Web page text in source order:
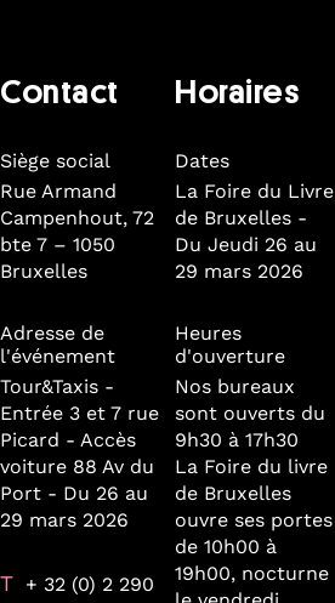
Contact
Siège social
Rue Armand
Campenhout, 72
bte 7 – 1050
Bruxelles
Adresse de
l'événement
Tour&Taxis -
Entrée 3 et 7 rue
Picard - Accès
voiture 88 Av du
Port - Du 26 au
29 mars 2026
T + 32 (0) 2 290
Horaires
Dates
La Foire du Livre
de Bruxelles -
Du Jeudi 26 au
29 mars 2026
Heures
d'ouverture
Nos bureaux
sont ouverts du
9h30 à 17h30
La Foire du livre
de Bruxelles
ouvre ses portes
de 10h00 à
19h00, nocturne